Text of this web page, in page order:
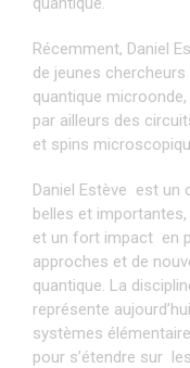
Récemment, Daniel
de jeunes
quantique
par ailleurs des
et spins
Daniel Estève est un
belles et
et un fort impact en
approches et de
quantique. La
représente
systèmes
pour s’étendre sur